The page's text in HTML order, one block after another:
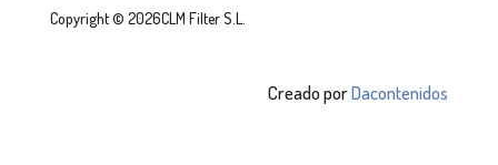
Copyright © 2026CLM Filter S.L.
Creado porDacontenidos